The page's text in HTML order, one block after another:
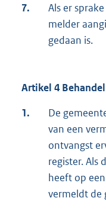
7.
Als er
melder
gedaan is.
Artikel 4
1.
De
van een
ontvangst
register. Als
heeft op
vermeldt de